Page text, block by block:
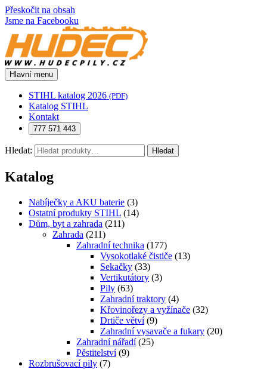
Přeskočit na obsah
Jsme na Facebooku
Hlavní menu
STIHL katalog 2026 (PDF)
Katalog STIHL
Kontakt
777 571 443
Hledat: Hledat
Katalog
Nabíječky a AKU baterie (3)
Ostatní produkty STIHL (14)
Dům, byt a zahrada (211)
Zahrada (211)
Zahradní technika (177)
Vysokotlaké čističe (13)
Sekačky (33)
Vertikutátory (3)
Pily (63)
Zahradní traktory (4)
Křovinořezy a vyžínače (32)
Drtiče větví (9)
Zahradní vysavače a fukary (20)
Zahradní nářadí (25)
Pěstitelství (9)
Rozbrušovací pily (7)